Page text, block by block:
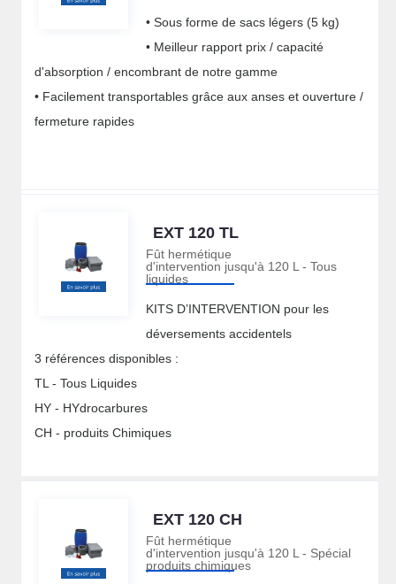
(120 cm x 8 cm de diamètre). –
* 2 coussins gris universels, enveloppe et intérieur en PP
* 2 sacs pour collecter les déchets avec clips pour
* 1 paire de gants –
• Sous forme de sacs légers (5 kg)
• Meilleur rapport prix / capacité
d'absorption / encombrant de notre gamme
• Facilement transportables grâce aux anses et ouverture /
fermeture rapides
EXT 120 TL
Fût hermétique
d'intervention jusqu'à 120 L - Tous
liquides
KITS D’INTERVENTION pour les
déversements accidentels
3 références disponibles :
TL - Tous Liquides
HY - HYdrocarbures
CH - produits Chimiques
EXT 120 CH
Fût hermétique
d'intervention jusqu'à 120 L - Spécial
produits chimiques